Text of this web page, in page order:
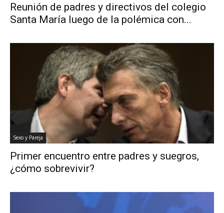
Reunión de padres y directivos del colegio
Santa María luego de la polémica con...
Sexo y Pareja
Primer encuentro entre padres y suegros,
¿cómo sobrevivir?